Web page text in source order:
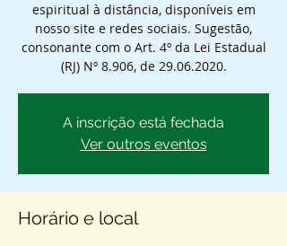
espiritual à distância, disponíveis em
nosso site e redes sociais. Sugestão,
consonante com o Art. 4º da Lei Estadual
(RJ) Nº 8.906, de 29.06.2020.
A inscrição está fechada
Ver outros eventos
Horário e local